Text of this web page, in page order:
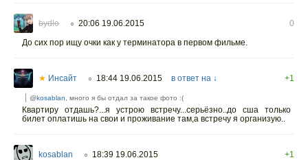
bydlo ○ 20:06 19.06.2015
0
До сих пор ищу очки как у терминатора в первом фильме.
★ Инсайт ○ 18:44 19.06.2015 в ответ на ↓ +1
@kosablan , много я бы отдал за такое фото :(
Квартиру отдашь?...я устрою встречу...серьёзно..до сша только
билет оплатишь на свои и проживание там,а встречу я организую..
kosablan ○ 18:39 19.06.2015
+1